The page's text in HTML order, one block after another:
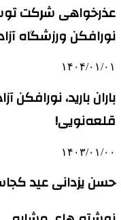
عذرخواهی شرکت
نورافکن ورزشگاه
۱۴۰۴/۰۱/۰۱
باران بارید،
قلعه‌نویی!
۱۴۰۳/۰۱/۰۰
حسن یزدانی عید